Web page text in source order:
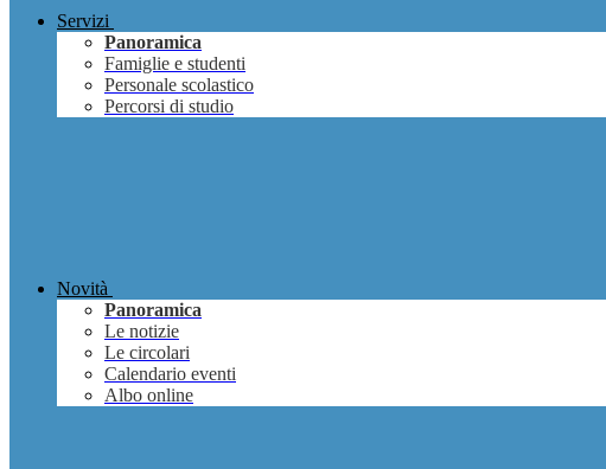
Servizi
Panoramica
Famiglie e studenti
Personale scolastico
Percorsi di studio
Novità
Panoramica
Le notizie
Le circolari
Calendario eventi
Albo online